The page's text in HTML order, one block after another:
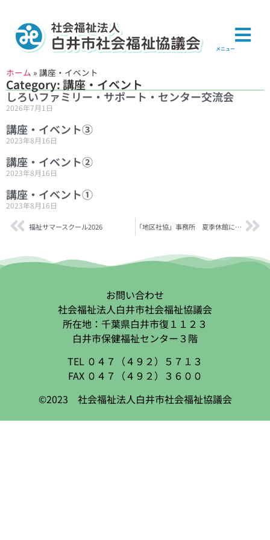
メニュー
ホーム » 講座・イベント
Category: 講座・イベント
しろいファミリー・サポート・センター交流会
2026年7月1日
講座・イベント③
2023年8月16日
講座・イベント②
2023年8月16日
講座・イベント①
2023年8月16日
福祉サマースクール2026 「地区社協」事務所 夏季休館について
お問い合わせ
社会福祉法人白井市社会福祉協議会
所在地：千葉県白井市復１１２３
白井市保健福祉センター３階
TEL ０４７（４９２）５７１３
FAX ０４７（４９２）３６００
©2023 社会福祉法人白井市社会福祉協議会